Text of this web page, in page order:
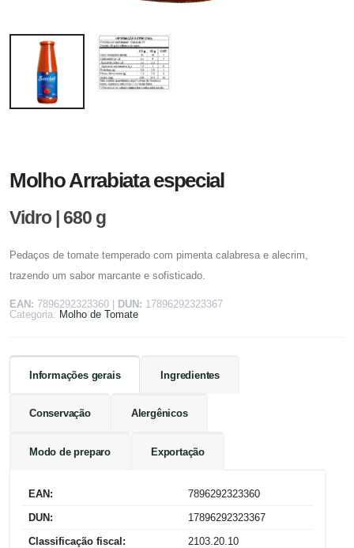
Molho Arrabiata especial
Vidro | 680 g
Pedaços de tomate temperado com pimenta calabresa e alecrim,
trazendo um sabor marcante e sofisticado.
EAN: 7896292323360 DUN: 17896292323367
Categoria: Molho de Tomate
Informações gerais Ingredientes
Conservação Alergênicos
Modo de preparo Exportação
EAN:
7896292323360
DUN:
17896292323367
Classificação fiscal:
2103.20.10